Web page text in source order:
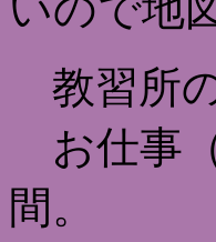
教習所の
お仕事
間。